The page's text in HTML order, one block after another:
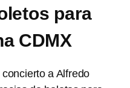
para
CDMX
a Alfredo